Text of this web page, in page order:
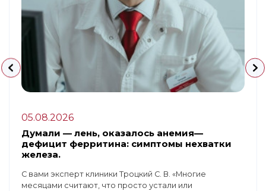
05.08.2026
Думали — лень, оказалось анемия—
дефицит ферритина: симптомы нехватки
железа.
С вами эксперт клиники Троцкий С. В. «Многие
месяцами считают, что просто устали или